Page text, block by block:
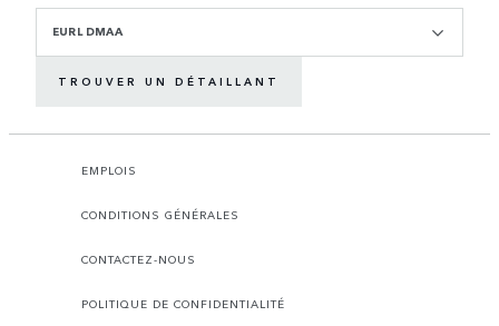
EURL DMAA
TROUVER UN DÉTAILLANT
EMPLOIS
CONDITIONS GÉNÉRALES
CONTACTEZ-NOUS
POLITIQUE DE CONFIDENTIALITÉ